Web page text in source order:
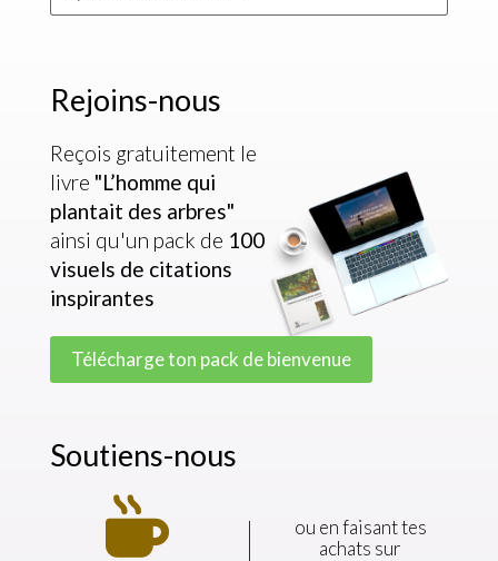
Rejoins-nous
Reçois gratuitement le
livre "L’homme qui
plantait des arbres"
ainsi qu'un pack de 100
visuels de citations
inspirantes
Télécharge ton pack de bienvenue
Soutiens-nous
ou en faisant tes
achats sur